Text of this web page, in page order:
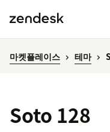
마켓플레이스 테마
Soto 128